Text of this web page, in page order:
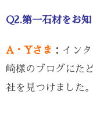
Q2.第一石材をお
A・Yさま ：イン
崎様のブログにた
社を見つけました。